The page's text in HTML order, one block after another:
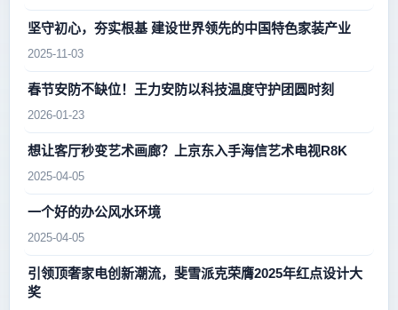
坚守初心，夯实根基 建设世界领先的中国特色家装产业
2025-11-03
春节安防不缺位！王力安防以科技温度守护团圆时刻
2026-01-23
想让客厅秒变艺术画廊？上京东入手海信艺术电视R8K
2025-04-05
一个好的办公风水环境
2025-04-05
引领顶奢家电创新潮流，斐雪派克荣膺2025年红点设计大
奖